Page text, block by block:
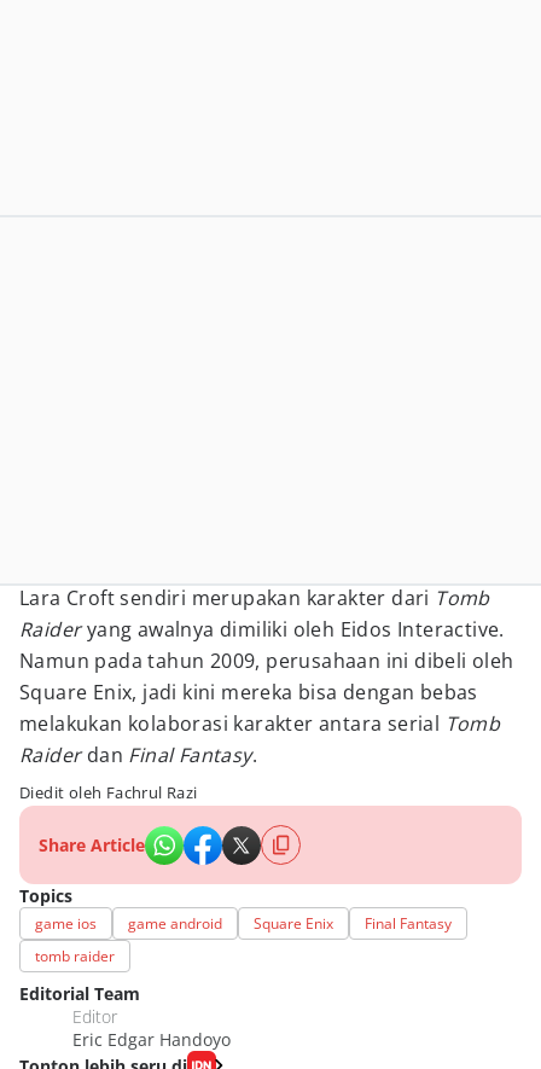
Lara Croft sendiri merupakan karakter dari Tomb
Raideryang awalnya dimiliki oleh Eidos Interactive.
Namun pada tahun 2009, perusahaan ini dibeli oleh
Square Enix, jadi kini mereka bisa dengan bebas
melakukan kolaborasi karakter antara serial Tomb
Raiderdan Final Fantasy.
Diedit oleh Fachrul Razi
Share Article
Topics
game ios game android Square Enix
Final Fantasy
tomb raider
Editorial Team
Editor
Eric Edgar Handoyo